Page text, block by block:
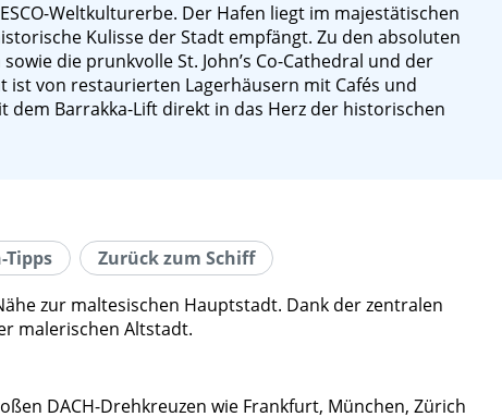
Weltkulturerbe. Der Hafen liegt im majestätischen
Kulisse der Stadt empfängt. Zu den absoluten
die prunkvolle St. John’s Co-Cathedral und der
von restaurierten Lagerhäusern mit Cafés und
Barrakka-Lift direkt in das Herz der historischen
Tipps
Zurück zum Schiff
zur maltesischen Hauptstadt. Dank der zentralen
malerischen Altstadt.
DACH-Drehkreuzen wie Frankfurt, München, Zürich